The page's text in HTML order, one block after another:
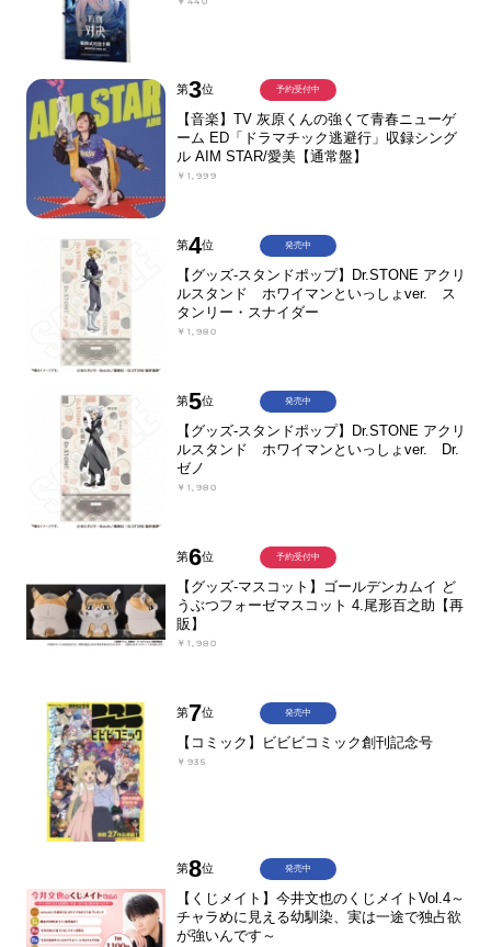
第3位
【音楽】TV 灰原くんの強くて青春ニューゲ
ーム ED「ドラマチック逃避行」収録シング
ル AIM STAR/愛美【通常盤】
￥1,999
予約受付中
第4位
【グッズ-スタンドポップ】Dr.STONE アクリ
ルスタンド ホワイマンといっしょver. ス
タンリー・スナイダー
￥1,980
発売中
第5位
【グッズ-スタンドポップ】Dr.STONE アクリ
ルスタンド ホワイマンといっしょver. Dr.
ゼノ
￥1,980
発売中
第6位
【グッズ-マスコット】ゴールデンカムイ ど
うぶつフォーゼマスコット 4.尾形百之助【再
販】
￥1,980
予約受付中
第7位
【コミック】ビビビコミック創刊記念号
￥935
発売中
第8位
【くじメイト】今井文也のくじメイトVol.4～
チャラめに見える幼馴染、実は一途で独占欲
が強いんです～
発売中